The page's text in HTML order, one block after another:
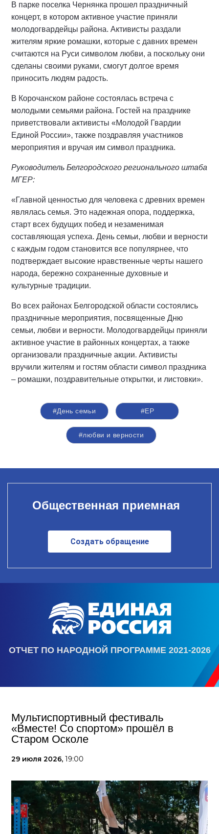
В парке поселка Чернянка прошел праздничный
концерт, в котором активное участие приняли
молодогвардейцы района. Активисты раздали
жителям яркие ромашки, которые с давних времен
считаются на Руси символом любви, а поскольку они
сделаны своими руками, смогут долгое время
приносить людям радость.
В Корочанском районе состоялась встреча с
молодыми семьями района. Гостей на празднике
приветствовали активисты «Молодой Гвардии
Единой России», также поздравляя участников
мероприятия и вручая им символ праздника.
Руководитель Белгородского регионального штаба
МГЕР:
«Главной ценностью для человека с древних времен
являлась семья. Это надежная опора, поддержка,
старт всех будущих побед и незаменимая
составляющая успеха. День семьи, любви и верности
с каждым годом становится все популярнее, что
подтверждает высокие нравственные черты нашего
народа, бережно сохраненные духовные и
культурные традиции.
Во всех районах Белгородской области состоялись
праздничные мероприятия, посвященные Дню
семьи, любви и верности. Молодогвардейцы приняли
активное участие в районных концертах, а также
организовали праздничные акции. Активисты
вручили жителям и гостям области символ праздника
– ромашки, поздравительные открытки, и листовки».
#День семьи #ЕР
#любви и верности
Общественная приемная
Создать обращение
ОТЧЕТ ПО НАРОДНОЙ ПРОГРАММЕ 2021-2026
Мультиспортивный фестиваль
«Вместе! Со спортом» прошёл в
Старом Осколе
29 июля 2026, 19:00